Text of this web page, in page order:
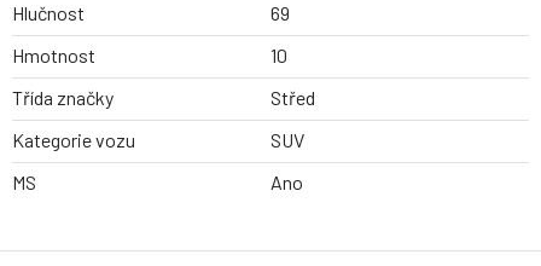
Hlučnost
69
Hmotnost
10
Třída značky
Střed
Kategorie vozu
SUV
MS
Ano